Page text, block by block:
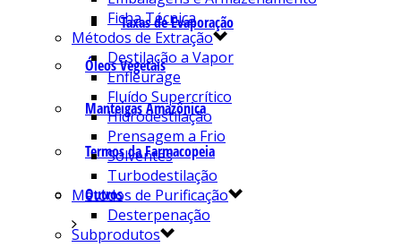
Taxas de Evaporação
Óleos Vegetais
Manteigas Amazônica
Termos da Farmacopeia
Outros
Ficha Técnica
Métodos de Extração
Destilação a Vapor
Enfleurage
Fluído Supercrítico
Hidrodestilação
Prensagem a Frio
Solventes
Turbodestilação
Métodos de Purificação
Desterpenação
Subprodutos